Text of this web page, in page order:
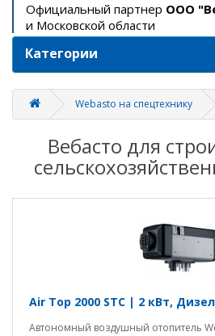
Официальный партнер ООО
и Московской области
Категории
Webasto на спецтехнику
Вебасто для
Air Top 2000 STС | 2 кВт,
Автономный воздушный отопитель